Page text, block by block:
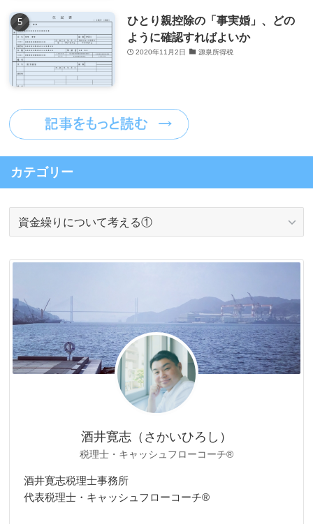
ひとり親控除の「事実婚」、どの
ように確認すればよいか
2020年11月2日 源泉所得税
カテゴリー
カ
テ
リ
酒井寛志（さかいひろし）
税理士・キャッシュフローコーチ®
酒井寛志税理士事務所
代表税理士・キャッシュフローコーチ®